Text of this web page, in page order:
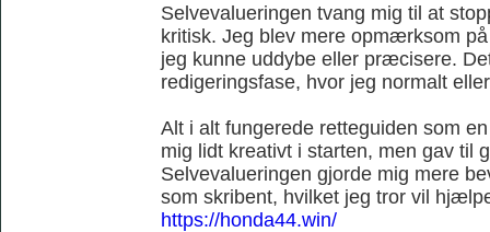
Selvevalueringen tvang mig til at
kritisk. Jeg blev mere opmærksom
jeg kunne uddybe eller præcisere.
redigeringsfase, hvor jeg normalt
Alt i alt fungerede retteguiden som
mig lidt kreativt i starten, men gav til
Selvevalueringen gjorde mig mere
som skribent, hvilket jeg tror vil
https://honda44.win/